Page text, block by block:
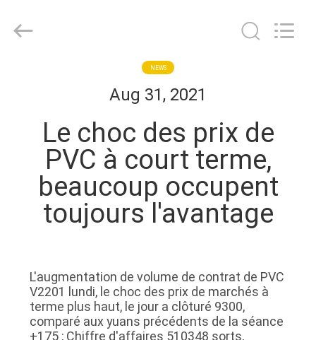
PRODUITS
PROPOS
VISITE
D'USINE
Rights
NEWS
Aug 31, 2021
Le choc des prix de
PVC à court terme,
beaucoup occupent
toujours l'avantage
L'augmentation de volume de contrat de PVC
V2201 lundi, le choc des prix de marchés à
terme plus haut, le jour a clôturé 9300,
comparé aux yuans précédents de la séance
+175 ; Chiffre d'affaires 510348 sorts,